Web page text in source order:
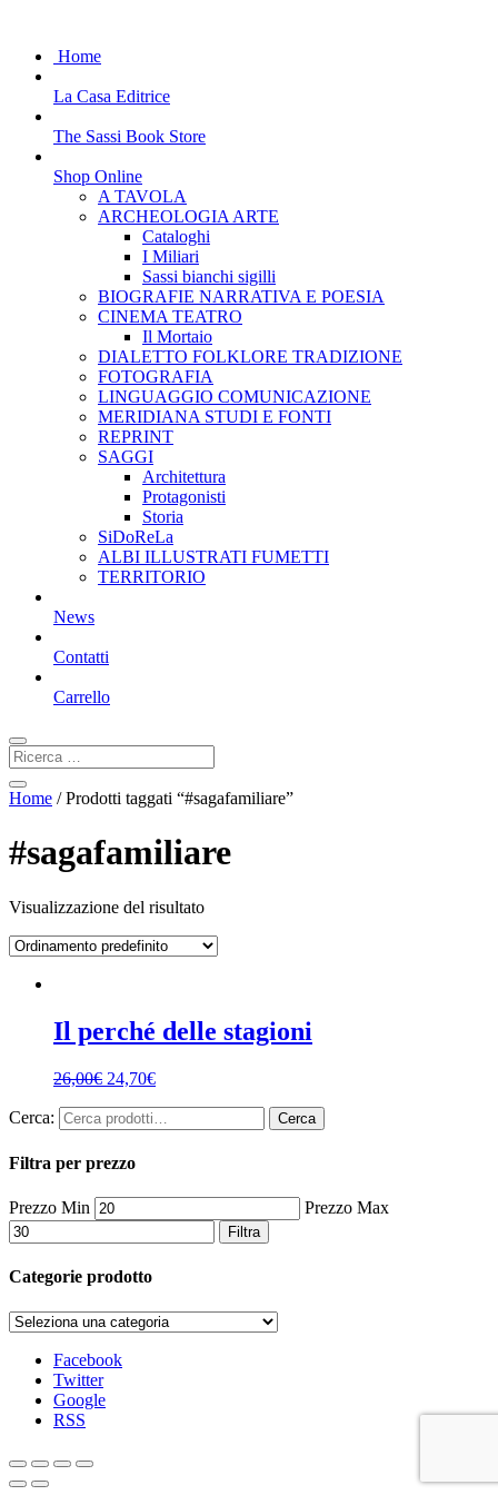
Home
La Casa Editrice
The Sassi Book Store
Shop Online
A TAVOLA
ARCHEOLOGIA ARTE
Cataloghi
I Miliari
Sassi bianchi sigilli
BIOGRAFIE NARRATIVA E POESIA
CINEMA TEATRO
Il Mortaio
DIALETTO FOLKLORE TRADIZIONE
FOTOGRAFIA
LINGUAGGIO COMUNICAZIONE
MERIDIANA STUDI E FONTI
REPRINT
SAGGI
Architettura
Protagonisti
Storia
SiDoReLa
ALBI ILLUSTRATI FUMETTI
TERRITORIO
News
Contatti
Carrello
Home / Prodotti taggati “#sagafamiliare”
#sagafamiliare
Visualizzazione del risultato
Il perché delle stagioni
26,00€ 24,70€
Cerca: Cerca
Filtra per prezzo
Prezzo Min Prezzo Max
Filtra
Categorie prodotto
Facebook
Twitter
Google
RSS